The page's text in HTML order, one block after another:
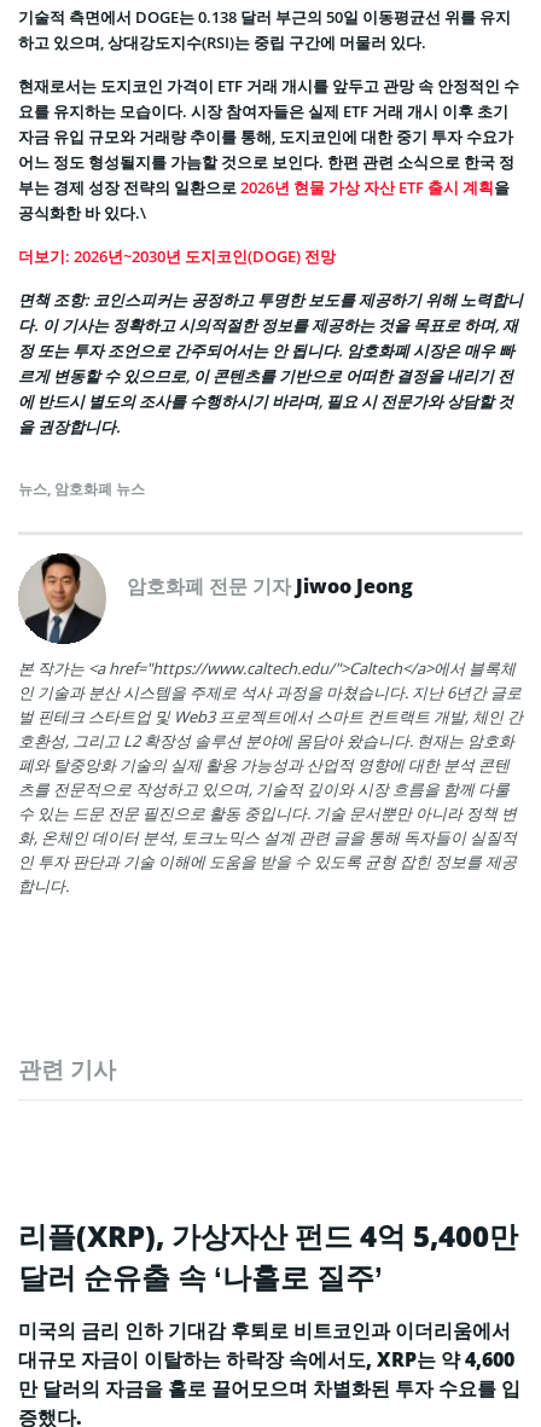
기술적 측면에서 DOGE는 0.138 달러 부근의 50일 이동평균선 위를 유지
하고 있으며, 상대강도지수(RSI)는 중립 구간에 머물러 있다.
현재로서는 도지코인 가격이 ETF 거래 개시를 앞두고 관망 속 안정적인 수
요를 유지하는 모습이다. 시장 참여자들은 실제 ETF 거래 개시 이후 초기
자금 유입 규모와 거래량 추이를 통해, 도지코인에 대한 중기 투자 수요가
어느 정도 형성될지를 가늠할 것으로 보인다. 한편 관련 소식으로 한국 정
부는 경제 성장 전략의 일환으로2026년 현물 가상 자산 ETF 출시 계획을
공식화한 바 있다.\
더보기: 2026년~2030년 도지코인(DOGE) 전망
면책 조항: 코인스피커는 공정하고 투명한 보도를 제공하기 위해 노력합니
다. 이 기사는 정확하고 시의적절한 정보를 제공하는 것을 목표로 하며, 재
정 또는 투자 조언으로 간주되어서는 안 됩니다. 암호화폐 시장은 매우 빠
르게 변동할 수 있으므로, 이 콘텐츠를 기반으로 어떠한 결정을 내리기 전
에 반드시 별도의 조사를 수행하시기 바라며, 필요 시 전문가와 상담할 것
을 권장합니다.
뉴스, 암호화폐 뉴스
암호화폐 전문 기자Jiwoo Jeong
본 작가는 <a href="https://www.caltech.edu/">Caltech</a>에서 블록체
인 기술과 분산 시스템을 주제로 석사 과정을 마쳤습니다. 지난 6년간 글로
벌 핀테크 스타트업 및 Web3 프로젝트에서 스마트 컨트랙트 개발, 체인 간
호환성, 그리고 L2 확장성 솔루션 분야에 몸담아 왔습니다. 현재는 암호화
폐와 탈중앙화 기술의 실제 활용 가능성과 산업적 영향에 대한 분석 콘텐
츠를 전문적으로 작성하고 있으며, 기술적 깊이와 시장 흐름을 함께 다룰
수 있는 드문 전문 필진으로 활동 중입니다. 기술 문서뿐만 아니라 정책 변
화, 온체인 데이터 분석, 토크노믹스 설계 관련 글을 통해 독자들이 실질적
인 투자 판단과 기술 이해에 도움을 받을 수 있도록 균형 잡힌 정보를 제공
합니다.
관련 기사
리플(XRP), 가상자산 펀드 4억 5,400만
달러 순유출 속 ‘나홀로 질주’
미국의 금리 인하 기대감 후퇴로 비트코인과 이더리움에서
대규모 자금이 이탈하는 하락장 속에서도, XRP는 약 4,600
만 달러의 자금을 홀로 끌어모으며 차별화된 투자 수요를 입
증했다.